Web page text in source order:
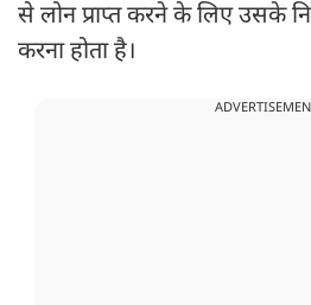
से लोन प्राप्त करने के लिए उसके
करना होता है।